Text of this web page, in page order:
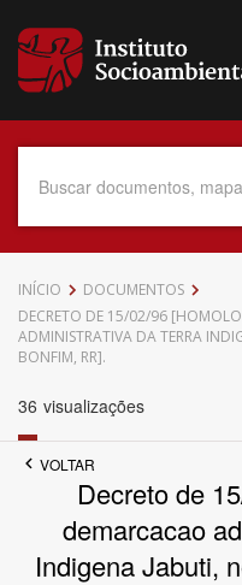
para
conteúdo
Data do Documento
Até
Povo Indígena
INÍCIO
DOCUMENTOS
DECRETO DE 15/02/96
ADMINISTRATIVA DA TERRA
BONFIM, RR].
36 visualizações
VOLTAR
Decreto de
demarcacao
Indigena Jabuti,